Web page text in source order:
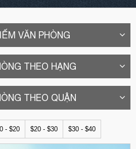
VĂN PHÒNG
THEO HẠNG
THEO QUẬN
- $20 $20 - $30 $30 - $40